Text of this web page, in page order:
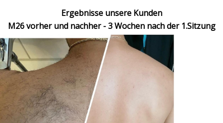
Ergebnisse unsere Kunden
M26 vorher und nachher - 3 Wochen nach der 1.Sitzung